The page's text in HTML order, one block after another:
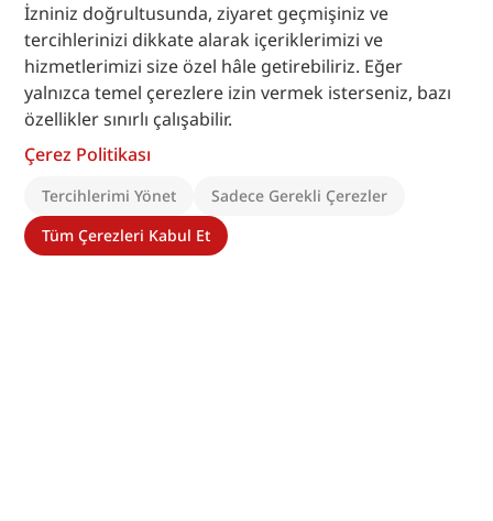
İzniniz doğrultusunda, ziyaret geçmişiniz ve
tercihlerinizi dikkate alarak içeriklerimizi ve
hizmetlerimizi size özel hâle getirebiliriz. Eğer
yalnızca temel çerezlere izin vermek isterseniz, bazı
özellikler sınırlı çalışabilir.
Çerez Politikası
Tercihlerimi Yönet
Sadece Gerekli Çerezler
Tüm Çerezleri Kabul Et